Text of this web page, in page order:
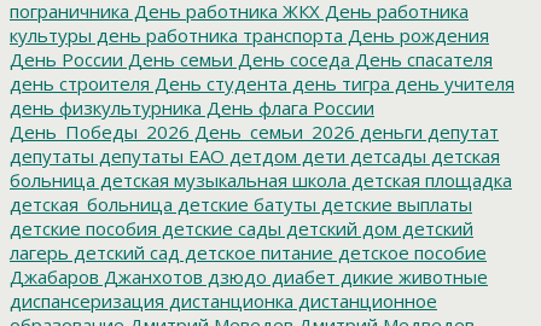
пограничника День работника ЖКХ День работника
культуры день работника транспорта День рождения
День России День семьи День соседа День спасателя
день строителя День студента день тигра день учителя
день физкультурника День флага России
День_Победы_2026 День_семьи_2026 деньги депутат
депутаты депутаты ЕАО детдом дети детсады детская
больница детская музыкальная школа детская площадка
детская_больница детские батуты детские выплаты
детские пособия детские сады детский дом детский
лагерь детский сад детское питание детское пособие
Джабаров Джанхотов дзюдо диабет дикие животные
диспансеризация дистанционка дистанционное